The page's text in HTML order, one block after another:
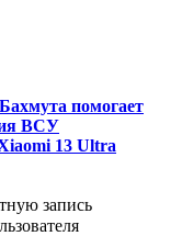
помогает
ВСУ
13 Ultra
запись